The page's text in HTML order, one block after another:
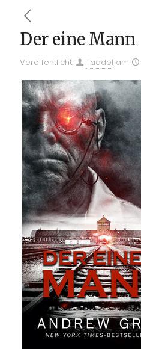
Der eine Mann
Veröffentlicht: Taddel am